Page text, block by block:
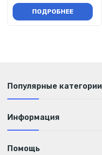
ПОДРОБНЕЕ
Популярные категории
Информация
Помощь